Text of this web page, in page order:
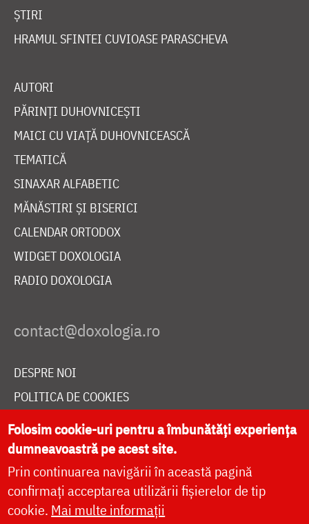
ȘTIRI
HRAMUL SFINTEI CUVIOASE PARASCHEVA
AUTORI
PĂRINȚI DUHOVNICEȘTI
MAICI CU VIAȚĂ DUHOVNICEASCĂ
TEMATICĂ
SINAXAR ALFABETIC
MĂNĂSTIRI ȘI BISERICI
CALENDAR ORTODOX
WIDGET DOXOLOGIA
RADIO DOXOLOGIA
DESPRE NOI
POLITICA DE COOKIES
DONEAZĂ ONLINE PENTRU CATEDRALA NAȚIONALĂ
LIVE
Folosim cookie-uri pentru a îmbunătăți experiența
dumneavoastră pe acest site.
Prin continuarea navigării în această pagină
confirmați acceptarea utilizării fișierelor de tip
cookie. Mai multe informații